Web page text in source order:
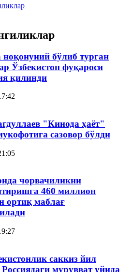
бўлиб турган
Ўзбекистон фуқароси
қилинди
"Кинода ҳаёт"
сазовор бўлди
чорвачиликни
460 миллион
ортиқ маблағ
саккиз йил
мурувват уйида